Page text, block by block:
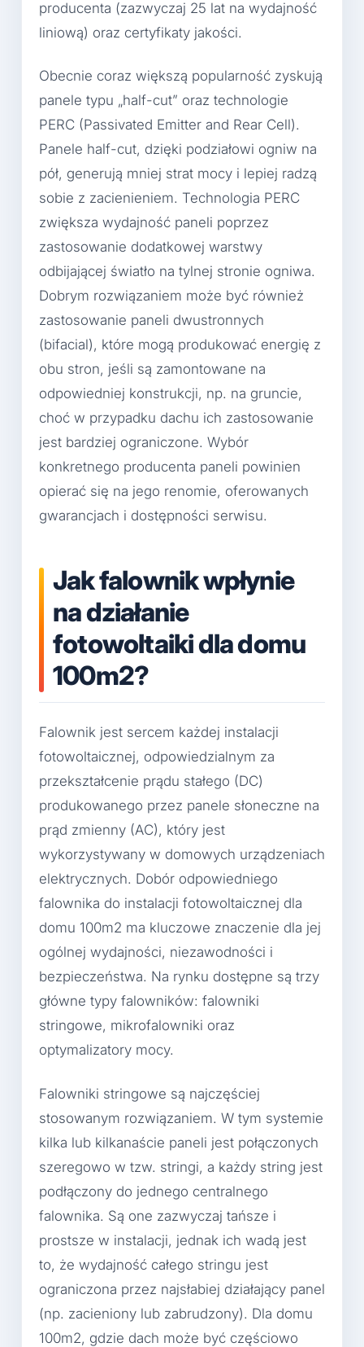
producenta (zazwyczaj 25 lat na wydajność
liniową) oraz certyfikaty jakości.
Obecnie coraz większą popularność zyskują
panele typu „half-cut” oraz technologie
PERC (Passivated Emitter and Rear Cell).
Panele half-cut, dzięki podziałowi ogniw na
pół, generują mniej strat mocy i lepiej radzą
sobie z zacienieniem. Technologia PERC
zwiększa wydajność paneli poprzez
zastosowanie dodatkowej warstwy
odbijającej światło na tylnej stronie ogniwa.
Dobrym rozwiązaniem może być również
zastosowanie paneli dwustronnych
(bifacial), które mogą produkować energię z
obu stron, jeśli są zamontowane na
odpowiedniej konstrukcji, np. na gruncie,
choć w przypadku dachu ich zastosowanie
jest bardziej ograniczone. Wybór
konkretnego producenta paneli powinien
opierać się na jego renomie, oferowanych
gwarancjach i dostępności serwisu.
Jak falownik wpłynie
na działanie
fotowoltaiki dla domu
100m2?
Falownik jest sercem każdej instalacji
fotowoltaicznej, odpowiedzialnym za
przekształcenie prądu stałego (DC)
produkowanego przez panele słoneczne na
prąd zmienny (AC), który jest
wykorzystywany w domowych urządzeniach
elektrycznych. Dobór odpowiedniego
falownika do instalacji fotowoltaicznej dla
domu 100m2 ma kluczowe znaczenie dla jej
ogólnej wydajności, niezawodności i
bezpieczeństwa. Na rynku dostępne są trzy
główne typy falowników: falowniki
stringowe, mikrofalowniki oraz
optymalizatory mocy.
Falowniki stringowe są najczęściej
stosowanym rozwiązaniem. W tym systemie
kilka lub kilkanaście paneli jest połączonych
szeregowo w tzw. stringi, a każdy string jest
podłączony do jednego centralnego
falownika. Są one zazwyczaj tańsze i
prostsze w instalacji, jednak ich wadą jest
to, że wydajność całego stringu jest
ograniczona przez najsłabiej działający panel
(np. zacieniony lub zabrudzony). Dla domu
100m2, gdzie dach może być częściowo